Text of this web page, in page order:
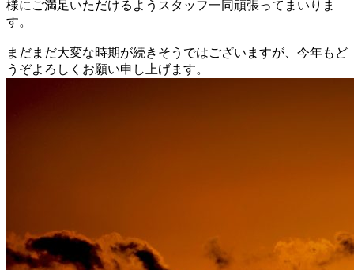
様にご満足いただけるようスタッフ一同頑張ってまいりま
す。
まだまだ大変な時期が続きそうではございますが、今年もど
うぞよろしくお願い申し上げます。